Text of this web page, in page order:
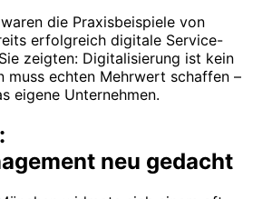
die Praxisbeispiele von
erfolgreich digitale Service-
zeigten: Digitalisierung ist kein
muss echten Mehrwert schaffen –
eigene Unternehmen.
neu gedacht